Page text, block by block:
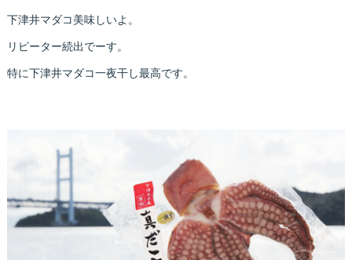
下津井マダコ美味しいよ。
リピーター続出でーす。
特に下津井マダコ一夜干し最高です。